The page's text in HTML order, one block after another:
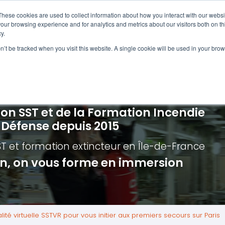
cookies are used to collect information about how you interact with our
browsing experience and for analytics and metrics about our visitors both on
be tracked when you visit this website. A single cookie will be used in your
incendie - Guide et Serre file
de première intervention
Extincteurs
en réalité augmentée
Évacuation établissements de
Évacuation secteur tertiaire
Évacuation secteur industriel
SST et de la Formation Incendie
depuis 2015
et formation extincteuren Île-de-France
on vous forme en immersion
virtuelle SSTVR pour vous initier aux premiers secours sur Paris